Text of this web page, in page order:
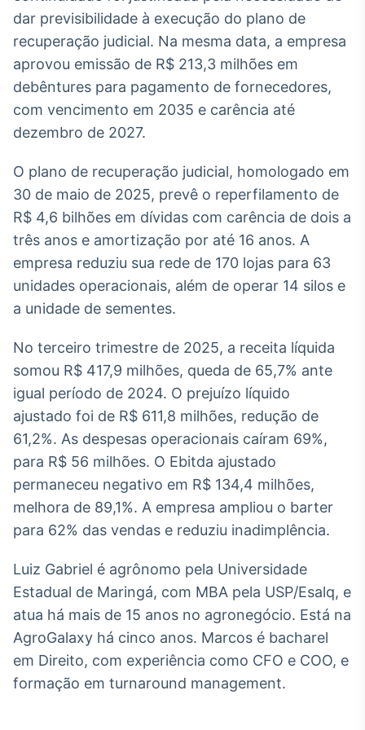
IA
Em breve
Em breve
Gestão de
Investimentos
Tokenização
de ativos
Em breve
Crédito
Em breve
dar previsibilidade à execução do plano de
recuperação judicial. Na mesma data, a empresa
aprovou emissão de R$ 213,3 milhões em
debêntures para pagamento de fornecedores,
com vencimento em 2035 e carência até
dezembro de 2027.
O plano de recuperação judicial, homologado em
30 de maio de 2025, prevê o reperfilamento de
R$ 4,6 bilhões em dívidas com carência de dois a
três anos e amortização por até 16 anos. A
empresa reduziu sua rede de 170 lojas para 63
unidades operacionais, além de operar 14 silos e
a unidade de sementes.
No terceiro trimestre de 2025, a receita líquida
somou R$ 417,9 milhões, queda de 65,7% ante
igual período de 2024. O prejuízo líquido
ajustado foi de R$ 611,8 milhões, redução de
61,2%. As despesas operacionais caíram 69%,
para R$ 56 milhões. O Ebitda ajustado
permaneceu negativo em R$ 134,4 milhões,
melhora de 89,1%. A empresa ampliou o barter
para 62% das vendas e reduziu inadimplência.
Luiz Gabriel é agrônomo pela Universidade
Estadual de Maringá, com MBA pela USP/Esalq, e
atua há mais de 15 anos no agronegócio. Está na
AgroGalaxy há cinco anos. Marcos é bacharel
em Direito, com experiência como CFO e COO, e
formação em turnaround management.